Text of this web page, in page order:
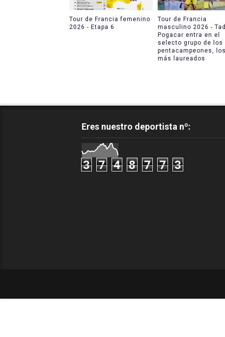
Tour de Francia femenino
2026 - Etapa 6
Tour de Francia
masculino 2026 -
Pogacar entra en el
selecto grupo de los
pentacampeones, los
más laureados
Eres nuestro deportista nº:
3 7 4 8 7 7 3